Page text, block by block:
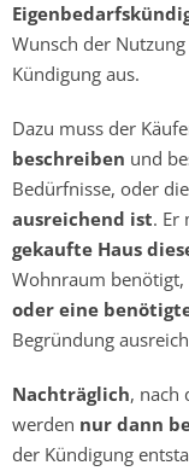
Wunsch der
Kündigung aus.
Dazu muss der
beschreiben und
Bedürfnisse, oder
ausreichend ist. Er
gekaufte Haus
Wohnraum benötigt,
oder eine
Begründung
Nachträglich, nach
werden nur dann
der Kündigung